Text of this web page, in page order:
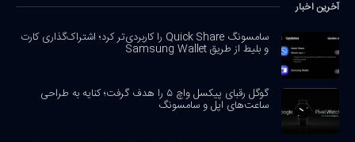
آخرین اخبار
سامسونگ Quick Share را کاربردی‌تر کرد؛ اشتراک‌گذاری کارت
و بلیط از طریق Samsung Wallet
گوگل رقبای پیکسل واچ ۵ را هدف گرفت؛ کنایه به طراحی
ساعت‌های اپل و سامسونگ